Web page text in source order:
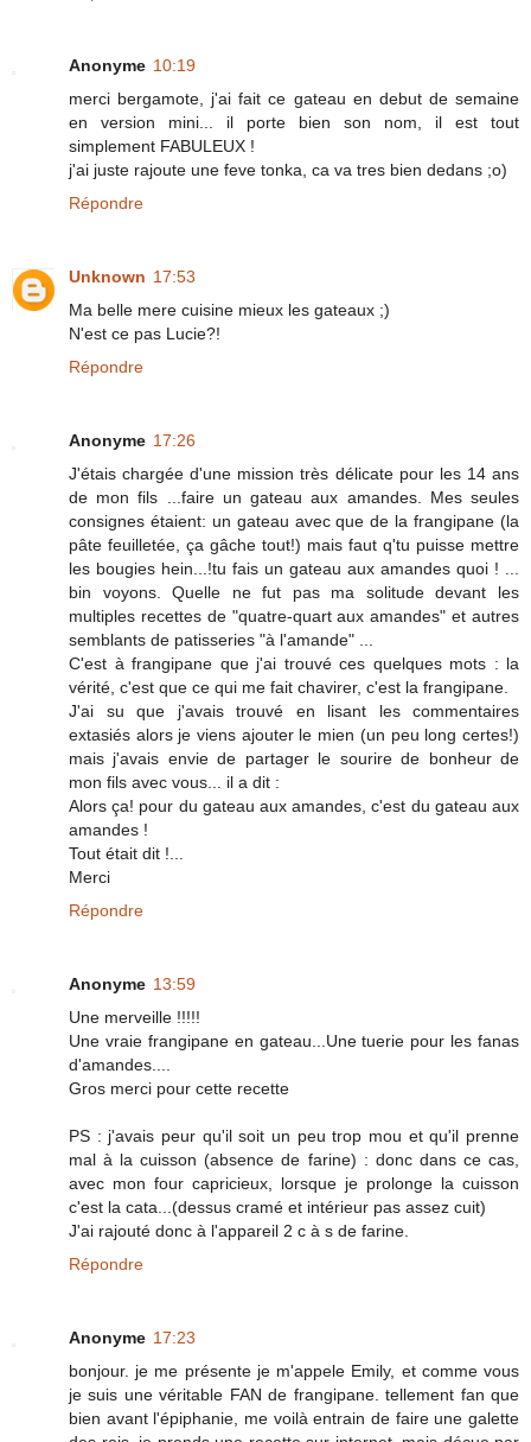
Anonyme 10:19
merci bergamote, j'ai fait ce gateau en debut de semaine
en version mini... il porte bien son nom, il est tout
simplement FABULEUX !
j'ai juste rajoute une feve tonka, ca va tres bien dedans ;o)
Répondre
Unknown 17:53
Ma belle mere cuisine mieux les gateaux ;)
N'est ce pas Lucie?!
Répondre
Anonyme 17:26
J'étais chargée d'une mission très délicate pour les 14 ans
de mon fils ...faire un gateau aux amandes. Mes seules
consignes étaient: un gateau avec que de la frangipane (la
pâte feuilletée, ça gâche tout!) mais faut q'tu puisse mettre
les bougies hein...!tu fais un gateau aux amandes quoi ! ...
bin voyons. Quelle ne fut pas ma solitude devant les
multiples recettes de "quatre-quart aux amandes" et autres
semblants de patisseries "à l'amande" ...
C'est à frangipane que j'ai trouvé ces quelques mots : la
vérité, c'est que ce qui me fait chavirer, c'est la frangipane.
J'ai su que j'avais trouvé en lisant les commentaires
extasiés alors je viens ajouter le mien (un peu long certes!)
mais j'avais envie de partager le sourire de bonheur de
mon fils avec vous... il a dit :
Alors ça! pour du gateau aux amandes, c'est du gateau aux
amandes !
Tout était dit !...
Merci
Répondre
Anonyme 13:59
Une merveille !!!!!
Une vraie frangipane en gateau...Une tuerie pour les fanas
d'amandes....
Gros merci pour cette recette
PS : j'avais peur qu'il soit un peu trop mou et qu'il prenne
mal à la cuisson (absence de farine) : donc dans ce cas,
avec mon four capricieux, lorsque je prolonge la cuisson
c'est la cata...(dessus cramé et intérieur pas assez cuit)
J'ai rajouté donc à l'appareil 2 c à s de farine.
Répondre
Anonyme 17:23
bonjour. je me présente je m'appele Emily, et comme vous
je suis une véritable FAN de frangipane. tellement fan que
bien avant l'épiphanie, me voilà entrain de faire une galette